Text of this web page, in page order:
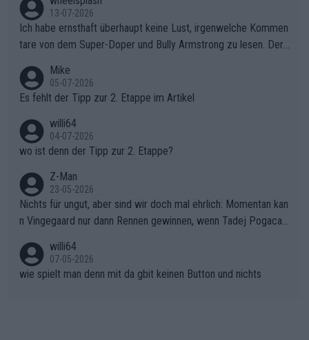
sers Einbruch: Erst als Reusser komplett einbrach, übernahm V
ollering die Initiative.Zu spätes Erwachen: Zu diesem Zeitpunkt
war das Loch zu Niewiadoma bereits zu groß, um es im Allein
en.Teurer Sekundenpoker: Die Quittung sind nun 15 Sekunden
Rückstand im Gesamtklassement – ein Polster, das Niewiado
gibt. Diese Etappe wird sicher als der psychologische Wendep
unkt dieser Tour in die Geschichte eingehen. Wenn man bei so
einem harten Aufstieg einmal den Moment verpasst und der K
onkurrentin die "zweite Luft" schenkt, ist der Schaden am Ber
g kaum noch zu reparieren.Vor uns liegt nun das große Finale R
ichtung Nizza. Niewiadoma hat psychologisch Oberwasser, ab
er SD Worx und Vollering müssen jetzt All-In gehen. (gregman
n)
13-07-2026
Ich habe ernsthaft überhaupt keine Lust, irgenwelche Kommen
tare von dem Super-Doper und Bully Armstrong zu lesen. Der
r die gehört nicht in dieses Medium!
Mike
05-07-2026
Es fehlt der Tipp zur 2. Etappe im Artikel
willi64
04-07-2026
wo ist denn der Tipp zur 2. Etappe?
Z-Man
23-05-2026
Nichts für ungut, aber sind wir doch mal ehrlich: Momentan kan
n Vingegaard nur dann Rennen gewinnen, wenn Tadej Pogacar
willi64
07-05-2026
wie spielt man denn mit da gbit keinen Button und nichts